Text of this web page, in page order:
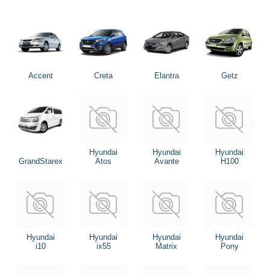
Accent Creta Elantra Getz
GrandStarex
Hyundai
Atos
Hyundai
Avante
Hyundai
H100
Hyundai
i10
Hyundai
ix55
Hyundai
Matrix
Hyundai
Pony